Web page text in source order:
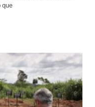
que